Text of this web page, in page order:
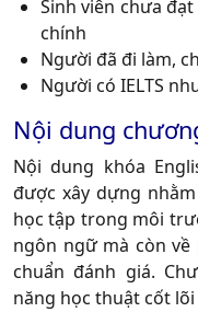
Sinh viên chưa
chính
Người đã đi làm,
Người có IELTS
Nội dung
Nội dung khóa
được xây dựng
học tập trong môi
ngôn ngữ mà còn
chuẩn đánh giá.
năng học thuật cốt lõi